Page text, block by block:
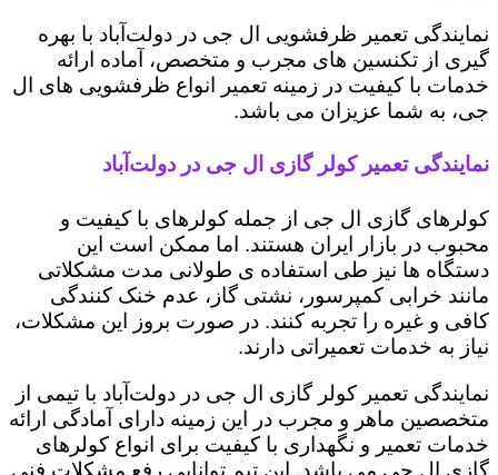
نمایندگی تعمیر ظرفشویی ال جی در دولت‌آباد با بهره
گیری از تکنسین های مجرب و متخصص، آماده ارائه
خدمات با کیفیت در زمینه تعمیر انواع ظرفشویی های ال
جی، به شما عزیزان می باشد.
نمایندگی تعمیر کولر گازی ال جی در دولت‌آباد
کولرهای گازی ال جی از جمله کولرهای با کیفیت و
محبوب در بازار ایران هستند. اما ممکن است این
دستگاه ها نیز طی استفاده ی طولانی مدت مشکلاتی
مانند خرابی کمپرسور، نشتی گاز، عدم خنک کنندگی
کافی و غیره را تجربه کنند. در صورت بروز این مشکلات،
نیاز به خدمات تعمیراتی دارند.
نمایندگی تعمیر کولر گازی ال جی در دولت‌آباد با تیمی از
متخصصین ماهر و مجرب در این زمینه دارای آمادگی ارائه
خدمات تعمیر و نگهداری با کیفیت برای انواع کولرهای
گازی ال جی می باشد. این تیم توانایی رفع مشکلات فنی